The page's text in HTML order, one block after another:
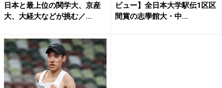
日本と最上位の関学大、京産
大、大経大などが挑む／...
ビュー】全日本大学駅伝1区区
間賞の志學館大・中...